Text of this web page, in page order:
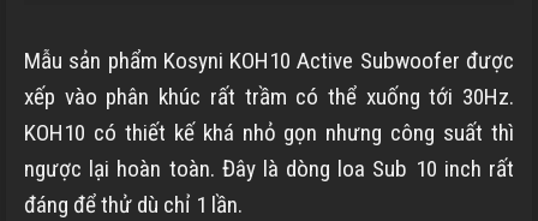
Mẫu sản phẩm Kosyni KOH10 Active Subwoofer được
xếp vào phân khúc rất trầm có thể xuống tới 30Hz.
KOH10 có thiết kế khá nhỏ gọn nhưng công suất thì
ngược lại hoàn toàn. Đây là dòng loa Sub 10 inch rất
đáng để thử dù chỉ 1 lần.